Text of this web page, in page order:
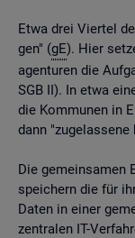
Etwa drei Vier­tel
gen" (gE). Hier
agen­tu­ren die
SGB II). In etwa
die Kom­mu­nen in
dann
Die ge­mein­sa­men
spei­chern die für
Daten in einer
zen­tra­len IT-